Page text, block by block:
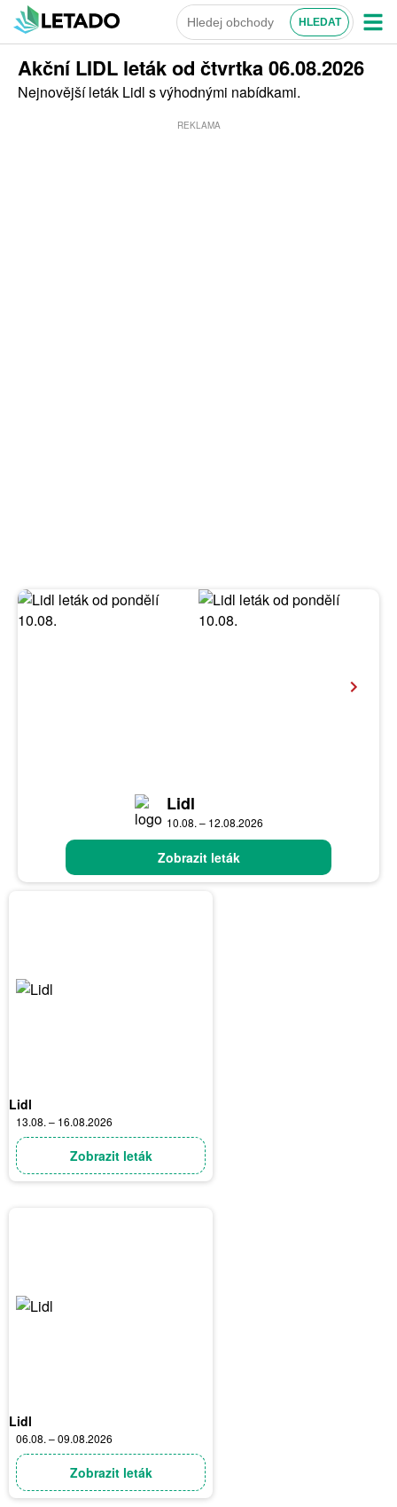
Akční LIDL leták od čtvrtka 06.08.2026
Nejnovější leták Lidl s výhodnými nabídkami.
REKLAMA
Lidl
10.08. – 12.08.2026
Zobrazit leták
Lidl
13.08. – 16.08.2026
Zobrazit leták
Lidl
06.08. – 09.08.2026
Zobrazit leták